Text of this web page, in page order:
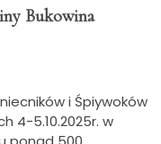
Bukowina
i Śpiywoków
4-5.10.2025r. w